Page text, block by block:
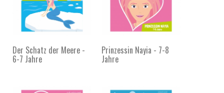
Der Schatz der Meere -
6-7 Jahre
Prinzessin Nayia - 7-8
Jahre